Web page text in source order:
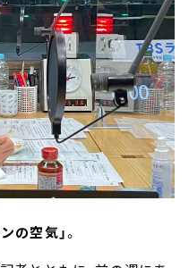
の空気」。